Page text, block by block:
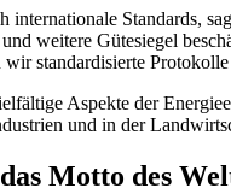
internationale Standards,
weitere Gütesiegel
wir standardisierte
Aspekte der
und in der
Motto des